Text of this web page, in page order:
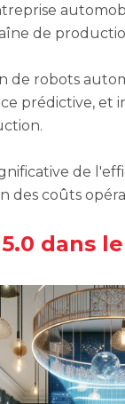
de
de robots
prédictive, et
de
des coûts
dans